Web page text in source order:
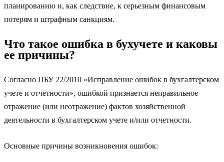
планированию и, как следствие, к серьезным финансовым
потерям и штрафным санкциям.
Что такое ошибка в бухучете и каковы
ее причины?
Согласно ПБУ 22/2010 «Исправление ошибок в бухгалтерском
учете и отчетности», ошибкой признается неправильное
отражение (или неотражение) фактов хозяйственной
деятельности в бухгалтерском учете и/или отчетности.
Основные причины возникновения ошибок: